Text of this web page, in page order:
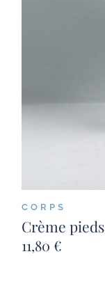
CORPS
Crème pieds
11,80€